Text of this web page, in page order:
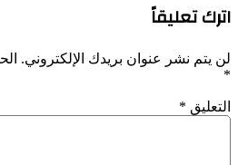
عاما
لمجمع
اتصالات
اترك تعليقاً
لن يتم نشر عنوان بريدك الإلكتروني.
*
التعليق *